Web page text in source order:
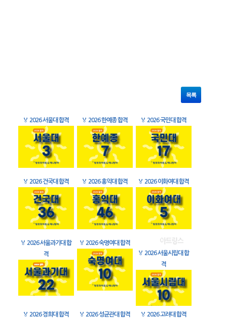
목록
🏅 2026 서울대 합격 🏅 2026 한예종 합격 🏅 2026 국민대 합격
🏅 2026 건국대 합격 🏅 2026 홍익대 합격 🏅 2026 이화여대 합격
🏅 2026 서울과기대 합
격
🏅 2026 숙명여대 합격
🏅 2026 서울시립대 합
격
🏅 2026 경희대 합격 🏅 2026 성균관대 합격 🏅 2026 고려대 합격